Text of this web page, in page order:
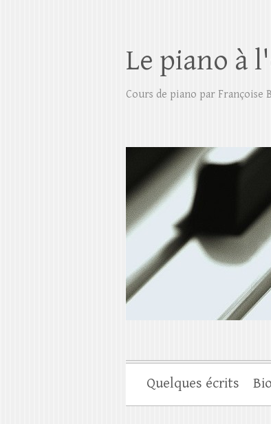
Le piano à
Cours de piano par Françoise
Quelques écrits